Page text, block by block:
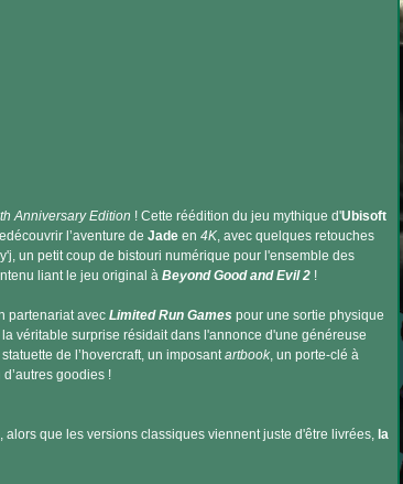
Anniversary Edition ! Cette réédition du jeu mythique d'Ubisoft
l’aventure de Jadeen 4K, avec quelques retouches
un petit coup de bistouri numérique pour l'ensemble des
liant le jeu original à Beyond Good and Evil 2!
partenariat avec Limited Run Games pour une sortie physique
véritable surprise résidait dans l'annonce d'une généreuse
de l’hovercraft, un imposantartbook, un porte-clé à
goodies !
, alors que les versions classiques viennent juste d'être livrées, la